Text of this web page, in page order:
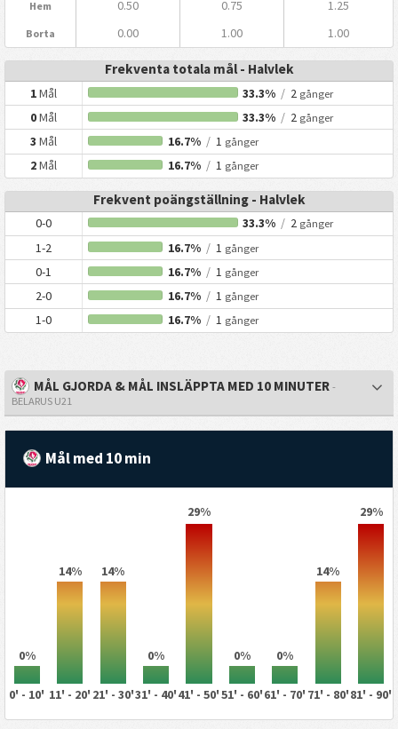
Hem 0.50 0.75 1.25
Borta 0.00 1.00 1.00
Frekventa totala mål - Halvlek
1Mål 33.3% / 2 gånger
0Mål 33.3% / 2 gånger
3Mål 16.7% /1 gånger
2Mål 16.7% /1 gånger
Frekvent poängställning - Halvlek
0-0 33.3% / 2 gånger
1-2 16.7% /1 gånger
0-1 16.7% /1 gånger
2-0 16.7% /1 gånger
1-0 16.7% /1 gånger
MÅL GJORDA & MÅL INSLÄPPTA MED 10 MINUTER -
BELARUS U21
Mål med 10 min
0%
14% 14%
0%
29%
0% 0%
14%
29%
0' - 10' 11' - 20' 21' - 30'31' - 40'41' - 50'51' - 60'61' - 70' 71' - 80'81' - 90'